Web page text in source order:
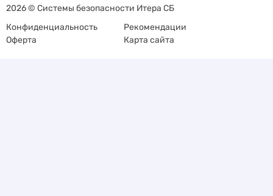
2026 © Системы безопасности Итера СБ
Конфиденциальность
Рекомендации
Оферта
Карта сайта